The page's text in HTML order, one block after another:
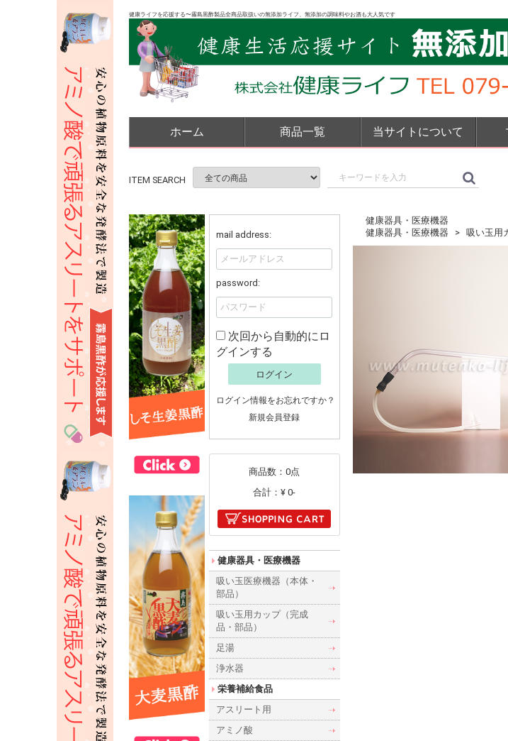
健康ライフを応援する〜霧島黒酢製品全商品取扱いの無添加ライフ、無添加の調味料やお酒も大人気です
ホーム 商品一覧 当サイトについて
ITEM SEARCH
健康器具・医療機器
健康器具・医療機器
吸い玉用
mail address:
password:
次回から自動的にロ
グインする
ログイン
ログイン情報をお忘れですか？
新規会員登録
商品数：0点
合計：¥ 0-
健康器具・医療機器
吸い玉医療機器（本体・
部品）
吸い玉用カップ（完成
品・部品）
足湯
浄水器
栄養補給食品
アスリート用
アミノ酸